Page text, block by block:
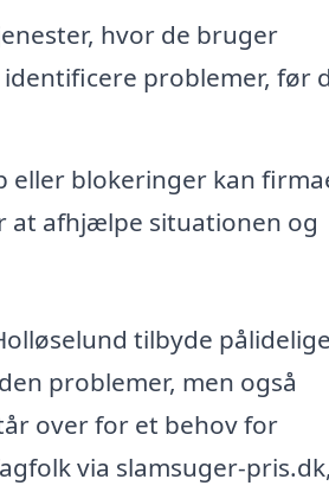
hvor de bruger
problemer, før
blokeringer kan
at afhjælpe situationen og
tilbyde pålidelige
problemer, men også
over for et behov for
via slamsuger-